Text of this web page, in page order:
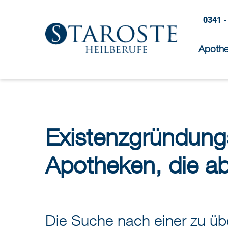
0341
Apotheken, die
Die Suche nach einer zu